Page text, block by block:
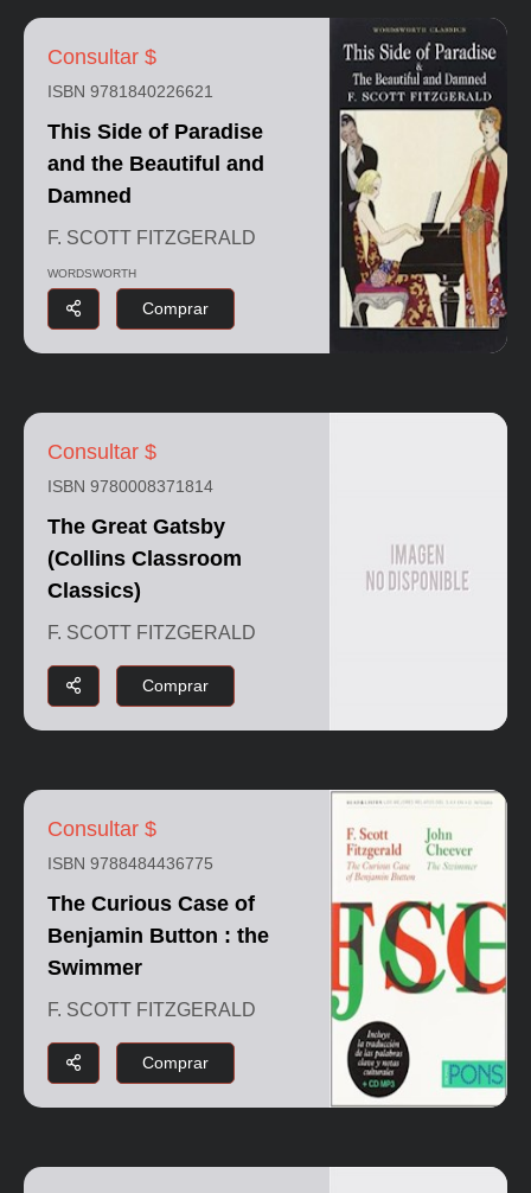
Consultar $
ISBN 9781840226621
This Side of Paradise
and the Beautiful and
Damned
F. SCOTT FITZGERALD
WORDSWORTH
Comprar
Consultar $
ISBN 9780008371814
The Great Gatsby
(Collins Classroom
Classics)
F. SCOTT FITZGERALD
Comprar
Consultar $
ISBN 9788484436775
The Curious Case of
Benjamin Button : the
Swimmer
F. SCOTT FITZGERALD
Comprar